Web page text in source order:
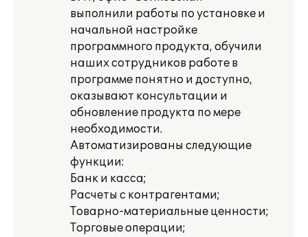
выполнили работы по установке и
начальной настройке
программного продукта, обучили
наших сотрудников работе в
программе понятно и доступно,
оказывают консультации и
обновление продукта по мере
необходимости.
Автоматизированы следующие
функции:
Банк и касса;
Расчеты с контрагентами;
Товарно-материальные ценности;
Торговые операции;